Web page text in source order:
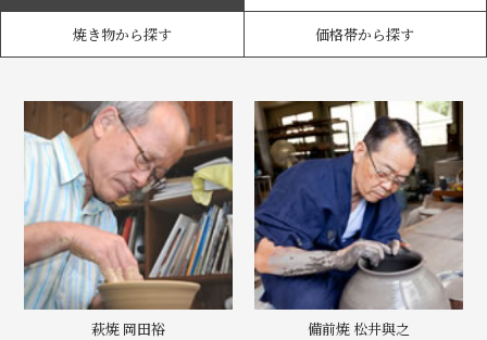
焼き物から探す 価格帯から探す
萩焼 岡田裕 備前焼 松井與之